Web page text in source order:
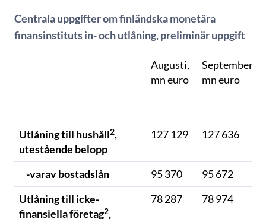
Centrala uppgifter om finländska monetära
finansinstituts in- och utlåning, preliminär uppgift
Augusti,
mn euro
September,
mn euro
Utlåning till hushåll2,
utestående belopp
127 129 127 636
-varav bostadslån 95 370 95 672
Utlåning till icke-
finansiella företag2,
78 287 78 974